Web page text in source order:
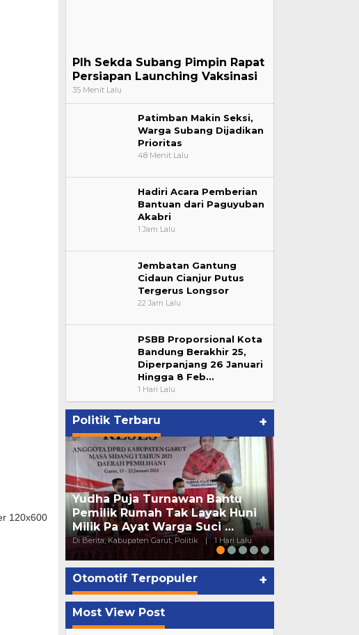
Plh Sekda Subang Pimpin Rapat
Persiapan Launching Vaksinasi
35 Menit Lalu
Patimban Makin Seksi,
Warga Subang Dijadikan
Prioritas
48 Menit Lalu
Hadiri Acara Pemberian
Bantuan dari Paguyuban
Akabri
1 Jam Lalu
Jembatan Gantung
Cidaun Cianjur Putus
Tergerus Longsor
22 Jam Lalu
PSBB Proporsional Kota
Bandung Berakhir 25,
Diperpanjang 26 Januari
Hingga 8 Feb…
1 Hari Lalu
Politik Terbaru +
Yudha Puja Turnawan Bantu
Pemilik Rumah Tak Layak Huni
Milik Pa Ayat Warga Suci …
Di Berita, Kabupaten Garut, Politik | 1 Hari Lalu
Otomotif Terpopuler +
Most View Post